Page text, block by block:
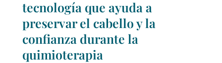
tecnología que ayuda a
preservar el cabello y la
confianza durante la
quimioterapia